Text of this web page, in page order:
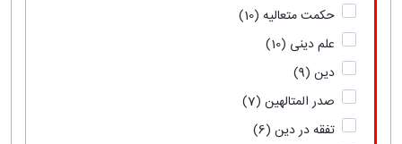
حکمت متعالیه (10)
علم دینی (10)
دین (9)
صدر المتالهین (7)
تفقه در دین (6)